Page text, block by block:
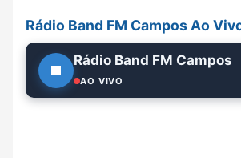
Rádio Band FM Campos Ao
Rádio Band FM Campos
AO VIVO